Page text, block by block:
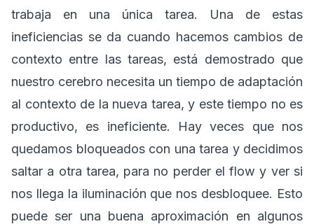
trabaja en una única tarea. Una de estas
ineficiencias se da cuando hacemos cambios de
contexto entre las tareas, está demostrado que
nuestro cerebro necesita un tiempo de adaptación
al contexto de la nueva tarea, y este tiempo no es
productivo, es ineficiente. Hay veces que nos
quedamos bloqueados con una tarea y decidimos
saltar a otra tarea, para no perder el flow y ver si
nos llega la iluminación que nos desbloquee. Esto
puede ser una buena aproximación en algunos